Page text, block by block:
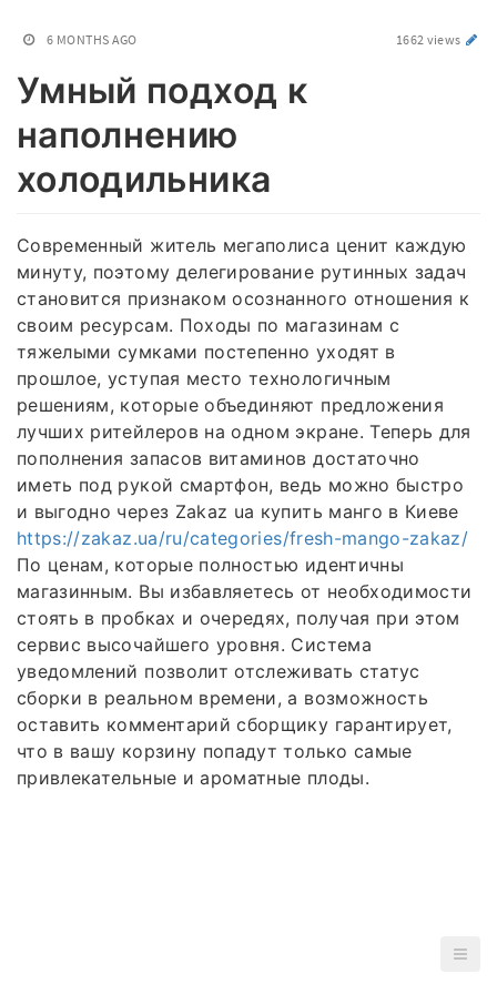
6 MONTHS AGO 1662 views
Умный подход к
наполнению
холодильника
Современный житель мегаполиса ценит каждую
минуту, поэтому делегирование рутинных задач
становится признаком осознанного отношения к
своим ресурсам. Походы по магазинам с
тяжелыми сумками постепенно уходят в
прошлое, уступая место технологичным
решениям, которые объединяют предложения
лучших ритейлеров на одном экране. Теперь для
пополнения запасов витаминов достаточно
иметь под рукой смартфон, ведь можно быстро
и выгодно через Zakaz ua купить манго в Киеве
https://zakaz.ua/ru/categories/fresh-mango-zakaz/
По ценам, которые полностью идентичны
магазинным. Вы избавляетесь от необходимости
стоять в пробках и очередях, получая при этом
сервис высочайшего уровня. Система
уведомлений позволит отслеживать статус
сборки в реальном времени, а возможность
оставить комментарий сборщику гарантирует,
что в вашу корзину попадут только самые
привлекательные и ароматные плоды.